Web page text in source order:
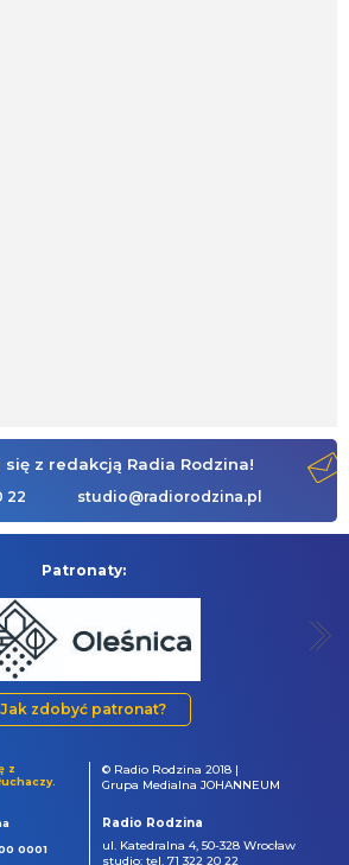
się z redakcją Radia Rodzina!
22 studio@radiorodzina.pl
Patronaty:
Jak zdobyć patronat?
z
0001
© Radio Rodzina 2018 |
Grupa Medialna JOHANNEUM
Radio Rodzina
ul. Katedralna 4, 50-328 Wrocław
studio: tel. 71 322 20 22